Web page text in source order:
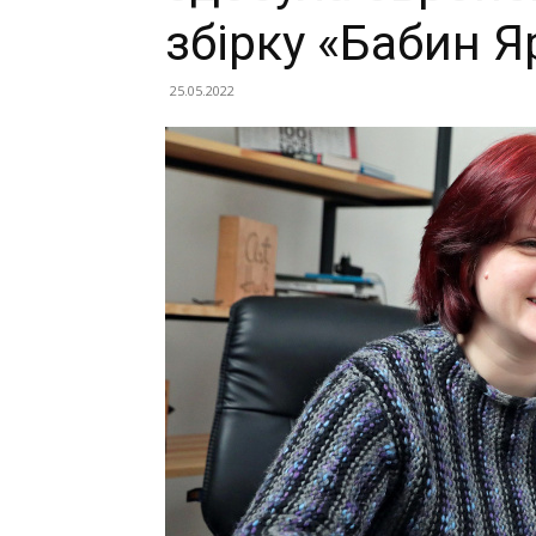
збірку «Бабин
25.05.2022